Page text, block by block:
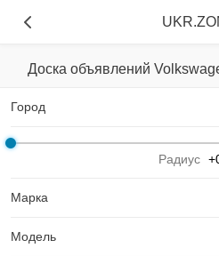
Доска объявлений
Город
Радиус
Марка
Модель